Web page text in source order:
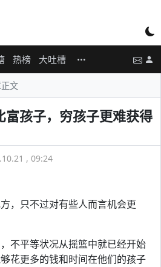
热榜 大吐槽
文
富孩子，穷孩子更难获得
, 09:24
，只不过对有些人而言机会更
不平等状况从摇篮中就已经开始
花更多的钱和时间在他们的孩子